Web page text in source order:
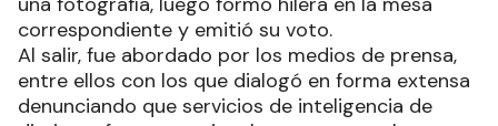
correspondiente y emitió su voto.
Al salir, fue abordado por los medios de prensa,
entre ellos con los que dialogó en forma extensa
denunciando que servicios de inteligencia de